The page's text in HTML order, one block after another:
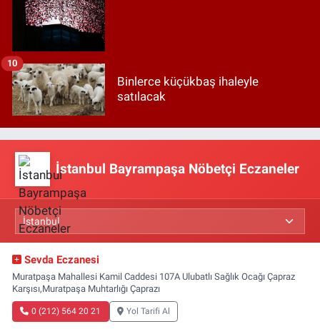
Binlerce küçükbaş ihaleyle
satılacak
10
İstanbul Bayrampaşa Nöbetçi Eczaneler
Sevda Eczanesi
Muratpaşa Mahallesi Kamil Caddesi 107A Ulubatlı Sağlık Ocağı Çapraz
Karşısı,Muratpaşa Muhtarlığı Çaprazı
0 (212) 564 20 21 Yol Tarifi Al